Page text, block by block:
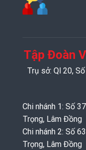
Tập Đoàn
Trụ sở: Ql 20,
Chi nhánh 1: Số
Trọng, Lâm Đồng
Chi nhánh 2: Số
Trọng, Lâm Đồng